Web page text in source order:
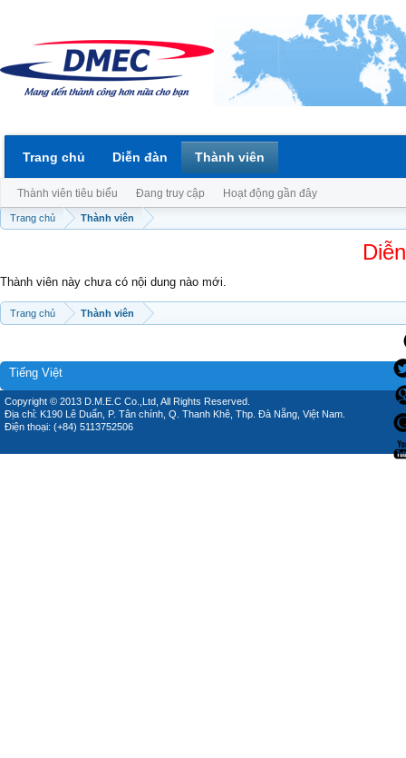
Trang chủ Thành viên
Thành viên này chưa có nội dung nào mới.
Trang chủ Thành viên
Trang chủ Diễn đàn Thành viên
Thành viên tiêu biểu Đang truy cập Hoạt động gần đây
Tiếng Việt
Copyright © 2013 D.M.E.C Co.,Ltd, All Rights Reserved.
Địa chỉ: K190 Lê Duẩn, P. Tân chính, Q. Thanh Khê, Thp. Đà Nẵng, Việt Nam.
Điện thoại: (+84) 5113752506